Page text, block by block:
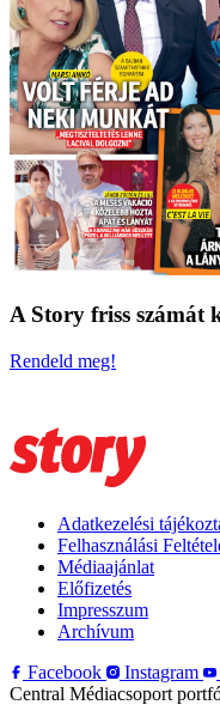
A Story friss számát
Rendeld meg!
Adatkezelési
Felhasználási
Médiaajánlat
Előfizetés
Impresszum
Archívum
Facebook
Instagram
Central Médiacsoport